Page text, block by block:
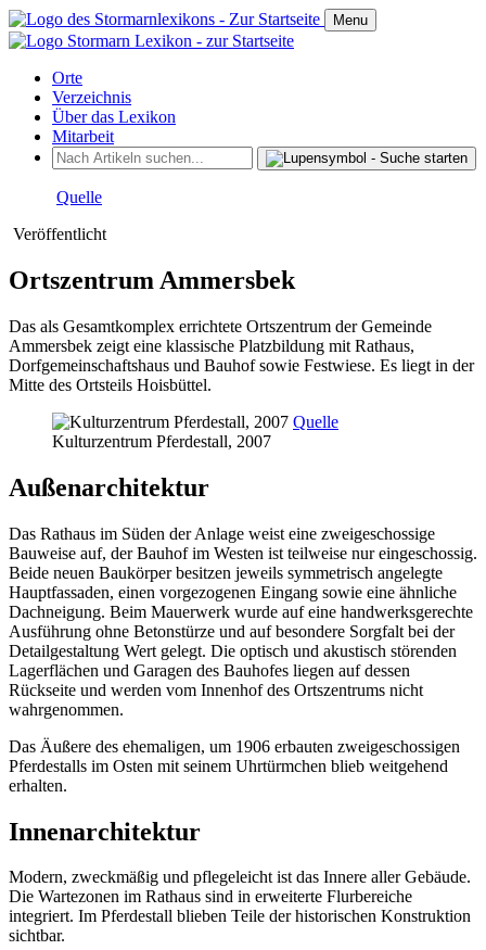
Menu
Orte
Verzeichnis
Über das Lexikon
Mitarbeit
Quelle
Veröffentlicht
Ortszentrum Ammersbek
Das als Gesamtkomplex errichtete Ortszentrum der Gemeinde
Ammersbek zeigt eine klassische Platzbildung mit Rathaus,
Dorfgemeinschaftshaus und Bauhof sowie Festwiese. Es liegt in der
Mitte des Ortsteils Hoisbüttel.
Quelle
Kulturzentrum Pferdestall, 2007
Außenarchitektur
Das Rathaus im Süden der Anlage weist eine zweigeschossige
Bauweise auf, der Bauhof im Westen ist teilweise nur eingeschossig.
Beide neuen Baukörper besitzen jeweils symmetrisch angelegte
Hauptfassaden, einen vorgezogenen Eingang sowie eine ähnliche
Dachneigung. Beim Mauerwerk wurde auf eine handwerksgerechte
Ausführung ohne Betonstürze und auf besondere Sorgfalt bei der
Detailgestaltung Wert gelegt. Die optisch und akustisch störenden
Lagerflächen und Garagen des Bauhofes liegen auf dessen
Rückseite und werden vom Innenhof des Ortszentrums nicht
wahrgenommen.
Das Äußere des ehemaligen, um 1906 erbauten zweigeschossigen
Pferdestalls im Osten mit seinem Uhrtürmchen blieb weitgehend
erhalten.
Innenarchitektur
Modern, zweckmäßig und pflegeleicht ist das Innere aller Gebäude.
Die Wartezonen im Rathaus sind in erweiterte Flurbereiche
integriert. Im Pferdestall blieben Teile der historischen Konstruktion
sichtbar.